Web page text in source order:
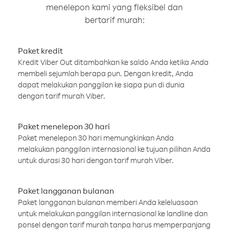
menelepon kami yang fleksibel dan
bertarif murah:
Paket kredit
Kredit Viber Out ditambahkan ke saldo Anda ketika Anda
membeli sejumlah berapa pun. Dengan kredit, Anda
dapat melakukan panggilan ke siapa pun di dunia
dengan tarif murah Viber.
Paket menelepon 30 hari
Paket menelepon 30 hari memungkinkan Anda
melakukan panggilan internasional ke tujuan pilihan Anda
untuk durasi 30 hari dengan tarif murah Viber.
Paket langganan bulanan
Paket langganan bulanan memberi Anda keleluasaan
untuk melakukan panggilan internasional ke landline dan
ponsel dengan tarif murah tanpa harus memperpanjang